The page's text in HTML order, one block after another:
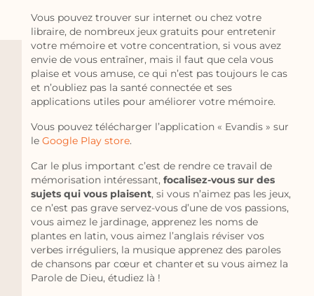
Vous pouvez trouver sur internet ou chez votre
libraire, de nombreux jeux gratuits pour entretenir
votre mémoire et votre concentration, si vous avez
envie de vous entraîner, mais il faut que cela vous
plaise et vous amuse, ce qui n’est pas toujours le cas
et n’oubliez pas la santé connectée et ses
applications utiles pour améliorer votre mémoire.
Vous pouvez télécharger l’application « Evandis » sur
le Google Play store.
Car le plus important c’est de rendre ce travail de
mémorisation intéressant, focalisez-vous sur des
sujets qui vous plaisent, si vous n’aimez pas les jeux,
ce n’est pas grave servez-vous d’une de vos passions,
vous aimez le jardinage, apprenez les noms de
plantes en latin, vous aimez l’anglais réviser vos
verbes irréguliers, la musique apprenez des paroles
de chansons par cœur et chanter et su vous aimez la
Parole de Dieu, étudiez là !